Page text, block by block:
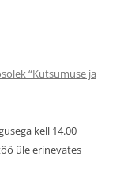
“Kutsumuse ja
kell 14.00
üle erinevates